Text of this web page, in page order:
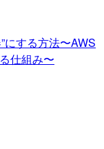
にする方法〜AWS
仕組み〜